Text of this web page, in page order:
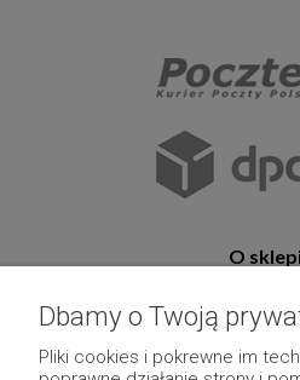
O
Płatność i
Dbamy o Twoją
Pliki cookies i pokrewne im